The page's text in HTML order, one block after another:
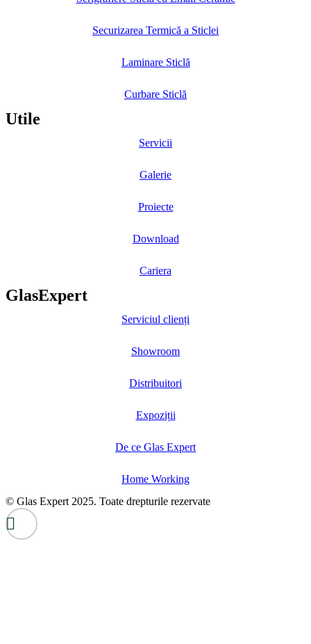
Securizarea Termică a Sticlei
Laminare Sticlă
Curbare Sticlă
Utile
Servicii
Galerie
Proiecte
Download
Cariera
GlasExpert
Serviciul clienți
Showroom
Distribuitori
Expoziții
De ce Glas Expert
Home Working
© Glas Expert 2025. Toate drepturile rezervate